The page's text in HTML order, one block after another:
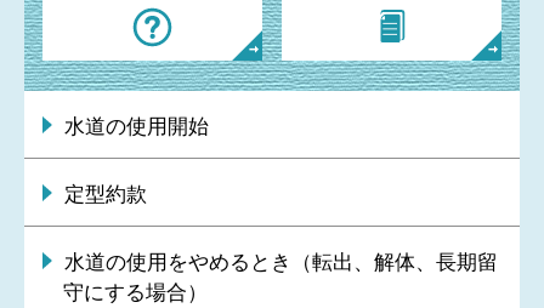
水道の使用開始
定型約款
水道の使用をやめるとき（転出、解体、長期留
守にする場合）